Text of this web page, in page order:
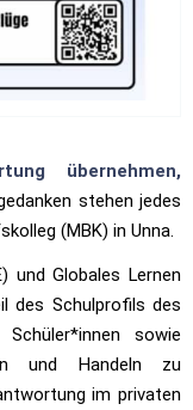
übernehmen,
stehen jedes
(MBK) in Unna.
und Globales Lernen
des Schulprofils des
sowie
und Handeln zu
im privaten